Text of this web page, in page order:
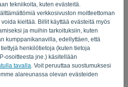
tekniikoita, kuten evästeitä.
verkkosivuston moitteettoman
kieltää. Billit käyttää evästeitä myös
ja muihin tarkoituksiin, kuten
kumppanikanavilla, edellyttäen, että
henkilötietoja (kuten tietoja
osoitteesta jne.) käsitellään
tavalla . Voit peruuttaa suostumuksesi
alareunassa olevan evästeiden
SISÄÄN